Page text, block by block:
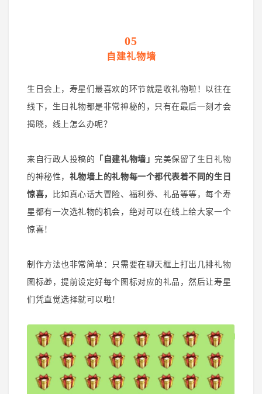
05
自建礼物墙
生日会上，寿星们最喜欢的环节就是收礼物啦！以往在
线下，生日礼物都是非常神秘的，只有在最后一刻才会
揭晓，线上怎么办呢？
来自行政人投稿的 「自建礼物墙」完美保留了生日礼物
的神秘性， 礼物墙上的礼物每一个都代表着不同的生日
惊喜，
比如真心话大冒险、福利券、礼品等等，每个寿
星都有一次选礼物的机会 ，绝对可以在线上给大家一个
惊喜！
制作方法也非常简单：只需要在聊天框上打出几排礼物
图标🎁，提前设定好每个图标对应的礼品，然后让寿星
们凭直觉选择就可以啦！